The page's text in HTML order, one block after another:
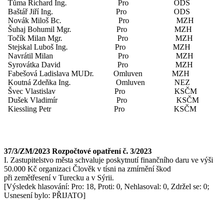
Tůma Richard Ing. Pro ODS
Baštář Jiří Ing. Pro ODS
Novák Miloš Bc. Pro MZH
Šuhaj Bohumil Mgr. Pro MZH
Točík Milan Mgr. Pro MZH
Stejskal Luboš Ing. Pro MZH
Navrátil Milan Pro MZH
Syrovátka David Pro MZH
Fabešová Ladislava MUDr. Omluven MZH
Koutná Zdeňka Ing. Omluven NEZ
Švec Vlastislav Pro KSČM
Dušek Vladimír Pro KSČM
Kiessling Petr Pro KSČM
37/3/ZM/2023 Rozpočtové opatření č. 3/2023
I. Zastupitelstvo města schvaluje poskytnutí finančního daru ve výši
50.000 Kč organizaci Člověk v tísni na zmírnění škod
při zemětřesení v Turecku a v Sýrii.
[Výsledek hlasování: Pro: 18, Proti: 0, Nehlasoval: 0, Zdržel se: 0;
Usnesení bylo: PŘIJATO]